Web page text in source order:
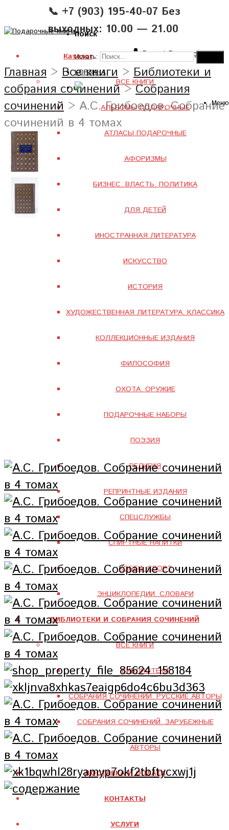
📞 +7 (903) 195-40-07 Без
выходных: 10.00 — 21.00
Вход|Регистрация
Каталог
ВСЕ КНИГИ
АЛЬБОМЫ ПОДАРОЧНЫЕ
АТЛАСЫ ПОДАРОЧНЫЕ
АФОРИЗМЫ
БИЗНЕС. ВЛАСТЬ. ПОЛИТИКА
ДЛЯ ДЕТЕЙ
ИНОСТРАННАЯ ЛИТЕРАТУРА
ИСКУССТВО
ИСТОРИЯ
ХУДОЖЕСТВЕННАЯ ЛИТЕРАТУРА. КЛАССИКА
КОЛЛЕКЦИОННЫЕ ИЗДАНИЯ
ФИЛОСОФИЯ
ОХОТА. ОРУЖИЕ
ПОДАРОЧНЫЕ НАБОРЫ
ПОЭЗИЯ
РЕЛИГИЯ
РЕПРИНТНЫЕ ИЗДАНИЯ
СПЕЦСЛУЖБЫ
СПИРТНЫЕ НАПИТКИ
ХОББИ. СПОРТ
ЭНЦИКЛОПЕДИИ. СЛОВАРИ
БИБЛИОТЕКИ И СОБРАНИЯ СОЧИНЕНИЙ
ВСЕ КНИГИ
БИБЛИОТЕКИ
СОБРАНИЯ СОЧИНЕНИЙ. РУССКИЕ АВТОРЫ
СОБРАНИЯ СОЧИНЕНИЙ. ЗАРУБЕЖНЫЕ
АВТОРЫ
ДОСТАВКА И ОПЛАТА
КОНТАКТЫ
УСЛУГИ
поиск
Искать:
КОРЗИНА
Меню
Главная > Все книги > Библиотеки и
собрания сочинений>Собрания
сочинений > А.С. Грибоедов. Собрание
сочинений в 4 томах